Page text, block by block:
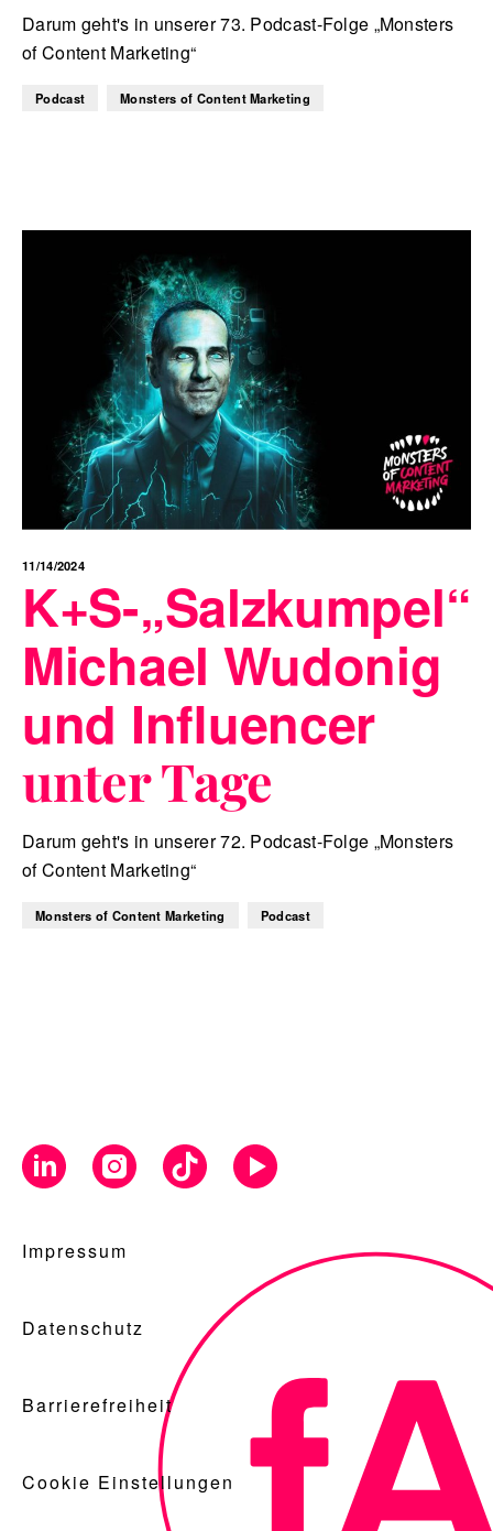
Darum geht's in unserer 73. Podcast-Folge „Monsters
of Content Marketing“
Podcast Monsters of Content Marketing
11/14/2024
K+S-„Salzkumpel“
Michael Wudonig
und Influencer
unter Tage
Darum geht's in unserer 72. Podcast-Folge „Monsters
of Content Marketing“
Monsters of Content Marketing Podcast
Impressum
Datenschutz
Barrierefreiheit
Cookie Einstellungen